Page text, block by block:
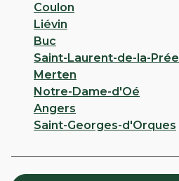
Coulon
Liévin
Buc
Saint-Laurent-de-la-Prée
Merten
Notre-Dame-d'Oé
Angers
Saint-Georges-d'Orques